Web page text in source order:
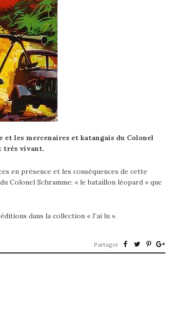
les mercenaires et katangais du Colonel
très vivant.
en présence et les conséquences de cette
Colonel Schramme: « le bataillon léopard » que
dans la collection « J’ai lu ».
Partager